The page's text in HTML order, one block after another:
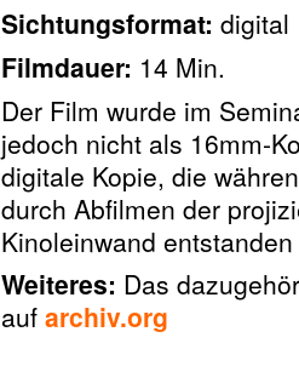
Sichtungsformat: digital
Filmdauer: 14 Min.
Der Film wurde im
jedoch nicht als 16mm-
digitale Kopie, die
durch Abfilmen der
Kinoleinwand entstanden
Weiteres: Das
auf archiv.org